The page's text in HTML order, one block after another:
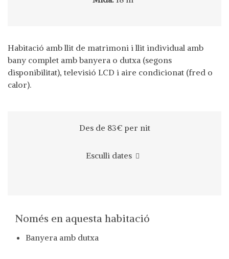
Habitació amb llit de matrimoni i llit individual amb
bany complet amb banyera o dutxa (segons
disponibilitat), televisió LCD i aire condicionat (fred o
calor).
Des de 83€ per nit
Esculli dates
Només en aquesta habitació
Banyera amb dutxa